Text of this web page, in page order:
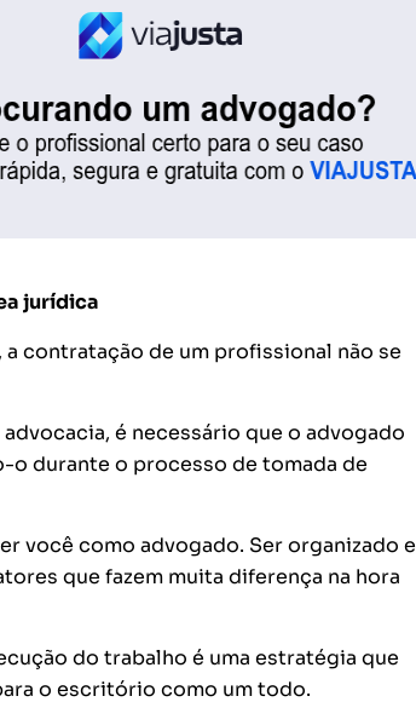
jurídica
contratação de um profissional não se
é necessário que o advogado
o durante o processo de tomada de
você como advogado. Ser organizado e
que fazem muita diferença na hora
do trabalho é uma estratégia que
o escritório como um todo.